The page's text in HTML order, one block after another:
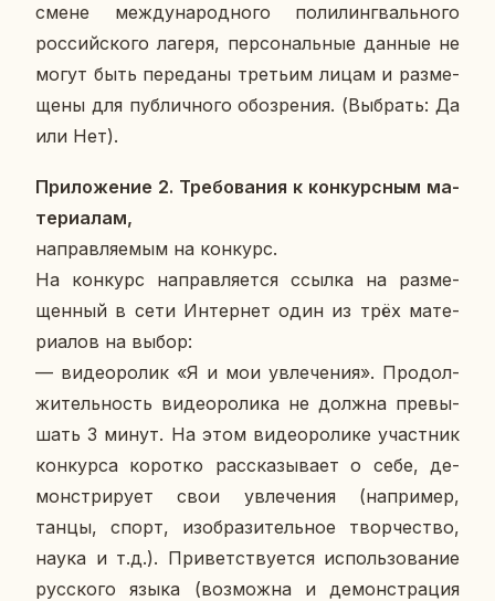
смене меж­ду­на­род­но­го по­ли­линг­валь­но­го
рос­сий­ско­го лагеря, пер­со­наль­ные данные не
могут быть пе­ре­да­ны тре­тьим лицам и раз­ме­
ще­ны для пуб­лич­но­го обо­зре­ния. (Вы­брать: Да
или Нет).
При­ло­же­ние 2. Тре­бо­ва­ния к кон­курс­ным ма­
те­ри­а­лам,
на­прав­ля­е­мым на кон­курс.
На кон­курс на­прав­ля­ет­ся ссылка на раз­ме­
щен­ный в сети Ин­тер­нет один из трёх ма­те­
ри­а­лов на выбор:
— ви­део­ро­лик «Я и мои увле­че­ния». Про­дол­
жи­тель­ность ви­део­ро­ли­ка не должна пре­вы­
шать 3 минут. На этом ви­део­ро­ли­ке участ­ник
кон­кур­са ко­рот­ко рас­ска­зы­ва­ет о себе, де­
мон­стри­ру­ет свои увле­че­ния (на­при­мер,
танцы, спорт, изоб­ра­зи­тель­ное твор­че­ство,
наука и т.д.). При­вет­ству­ет­ся ис­поль­зо­ва­ние
рус­ско­го языка (воз­мож­на и де­мон­стра­ция